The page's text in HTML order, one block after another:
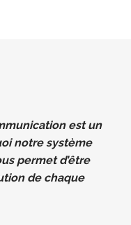
est un
notre système
permet d’être
de chaque